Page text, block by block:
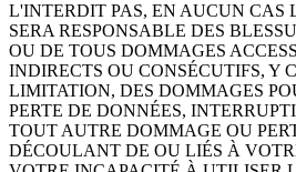
L'INTERDIT PAS, EN AUCUN CAS
SERA RESPONSABLE DES
OU DE TOUS DOMMAGES
INDIRECTS OU CONSÉCUTIFS, Y
LIMITATION, DES DOMMAGES
PERTE DE DONNÉES,
TOUT AUTRE DOMMAGE OU
DÉCOULANT DE OU LIÉS À